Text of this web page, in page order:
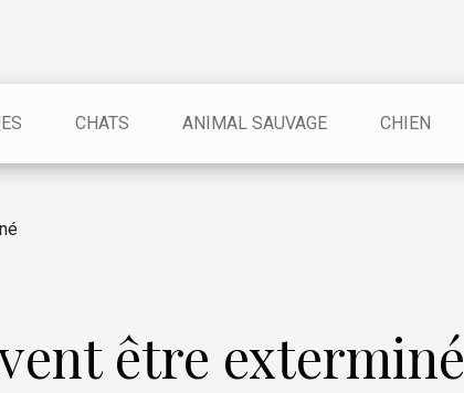
CHATS ANIMAL SAUVAGE CHIEN
être exterminé